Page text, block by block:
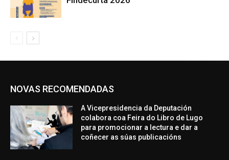
NOVAS RECOMENDADAS
A Vicepresidencia da Deputación
colabora coa Feira do Libro de Lugo
para promocionar a lectura e dar a
coñecer as súas publicacións